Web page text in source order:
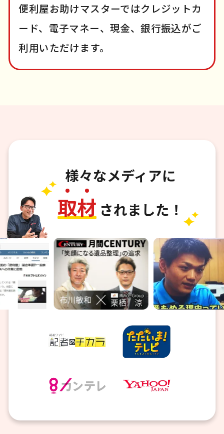
便利屋お助けマスターではクレジットカ
ード、電子マネー、現金、銀行振込がご
利用いただけます。
様々なメディアに
取材 されました！